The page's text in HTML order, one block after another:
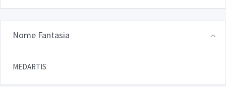
Nome Fantasia
MEDARTIS